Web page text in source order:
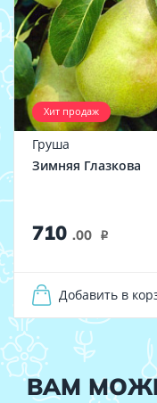
Хит продаж
Груша
Зимняя Глазкова
710 .00 i
Добавить в
ВАМ